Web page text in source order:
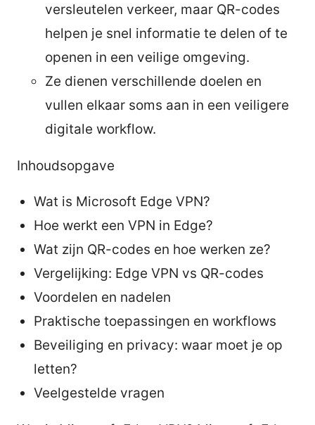
versleutelen verkeer, maar QR-codes
helpen je snel informatie te delen of te
openen in een veilige omgeving.
Ze dienen verschillende doelen en
vullen elkaar soms aan in een veiligere
digitale workflow.
Inhoudsopgave
Wat is Microsoft Edge VPN?
Hoe werkt een VPN in Edge?
Wat zijn QR-codes en hoe werken ze?
Vergelijking: Edge VPN vs QR-codes
Voordelen en nadelen
Praktische toepassingen en workflows
Beveiliging en privacy: waar moet je op
letten?
Veelgestelde vragen